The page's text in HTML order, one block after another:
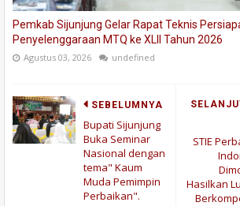
Pemkab Sijunjung Gelar Rapat Teknis
Penyelenggaraan MTQ ke XLII Tahun 2026
Agustus 03, 2026 undefined
STIE
Hasilkan
SEBELUMNYA
Bupati Sijunjung
Buka Seminar
Nasional dengan
tema" Kaum
Muda Pemimpin
Perbaikan".